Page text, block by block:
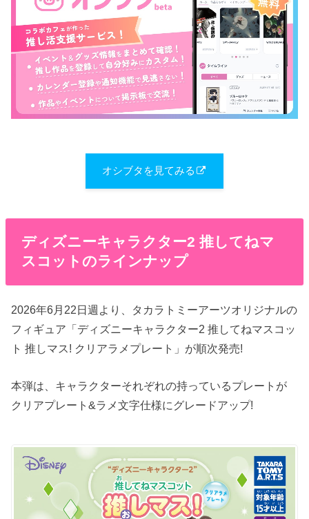
オシブタを見てみる
ディズニーキャラクター2 推してねマ
スコットのラインナップ
2026年6月22日週より、タカラトミーアーツオリジナルの
フィギュア「ディズニーキャラクター2 推してねマスコッ
ト 推しマス! クリアラメプレート」が順次発売!
本弾は、キャラクターそれぞれの持っているプレートが
クリアプレート&ラメ文字仕様にグレードアップ!